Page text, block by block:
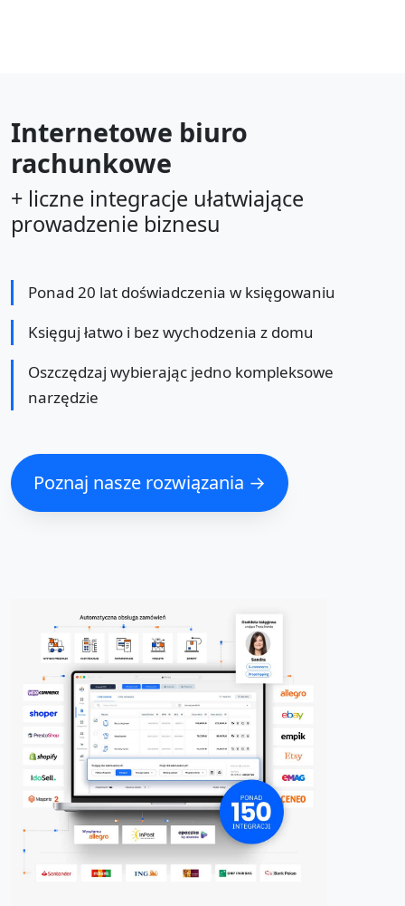
Internetowe biuro
rachunkowe
+ liczne integracje ułatwiające
prowadzenie biznesu
Ponad 20 lat doświadczenia w księgowaniu
Księguj łatwo i bez wychodzenia z domu
Oszczędzaj wybierając jedno kompleksowe
narzędzie
Poznaj nasze rozwiązania →